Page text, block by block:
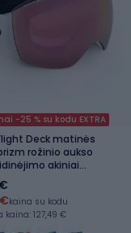
-25 % su kodu EXTRA
Deck matinės
rožinio aukso
akiniai
kaina su kodu
kaina: 127,49 €